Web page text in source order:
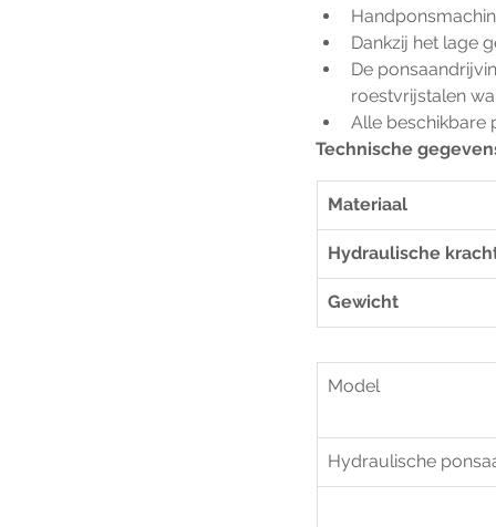
Dankzij het lage
De
roestvrijstalen
Alle beschikbare
Technische
Materiaal
Hydraulische
Gewicht
Model
Hydraulische